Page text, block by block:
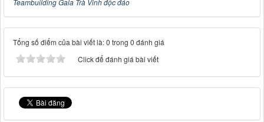
Teambuilding Gala Trà Vinh độc đáo
Tổng số điểm của bài viết là: 0 trong 0 đánh giá
Click để đánh giá bài viết